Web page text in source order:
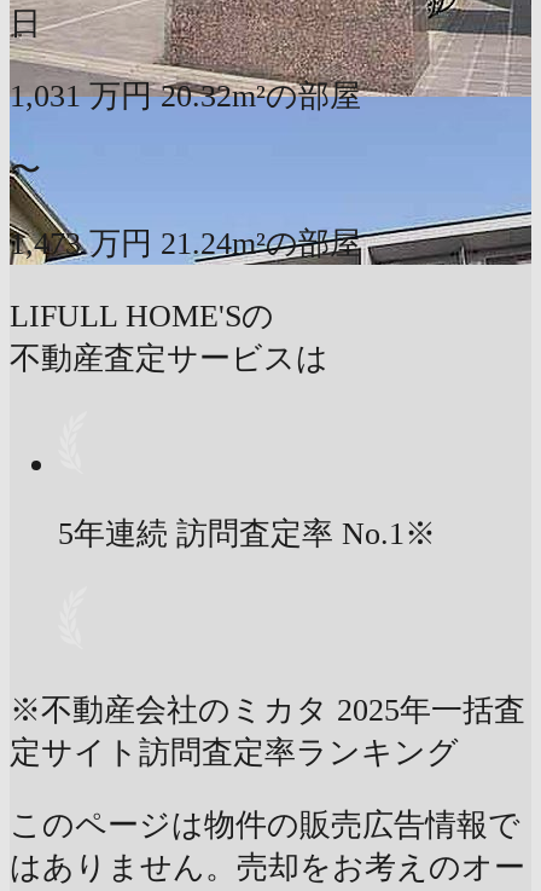
日
1,031 万円 20.32m²の部屋
〜
1,473 万円 21.24m²の部屋
LIFULL HOME'Sの
不動産査定サービスは
5年連続 訪問査定率 No.1※
※不動産会社のミカタ 2025年一括査
定サイト訪問査定率ランキング
このページは物件の販売広告情報で
はありません。売却をお考えのオー